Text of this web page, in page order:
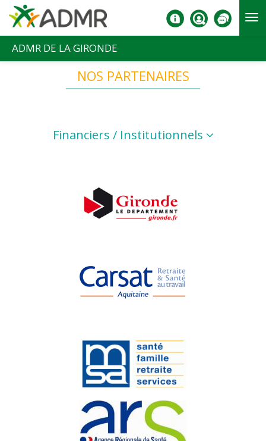
Aller au contenu principal
ADMR DE LA GIRONDE
NOS PARTENAIRES
Financiers / Institutionnels